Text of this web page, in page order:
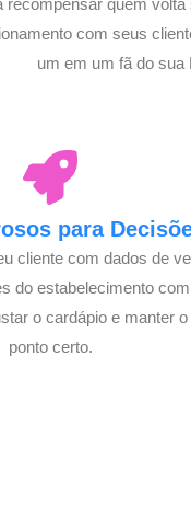
com seus
um em um fã do sua
para
cliente com dados de
do estabelecimento
o cardápio e manter
ponto certo.